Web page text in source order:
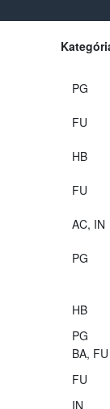
PG
FU
HB
FU
AC, IN
PG
HB
PG
BA, FU
FU
IN